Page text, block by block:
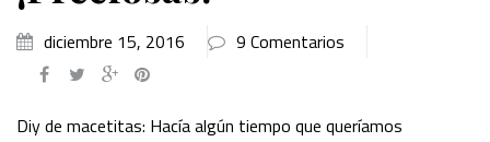
diciembre 15, 2016 9 Comentarios
Diy de macetitas: Hacía algún tiempo que queríamos